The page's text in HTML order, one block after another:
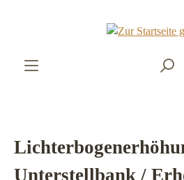
Unterstellbank /